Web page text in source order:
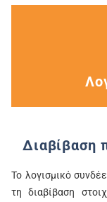
Διαβίβαση
Το λογισμικό
τη διαβίβαση